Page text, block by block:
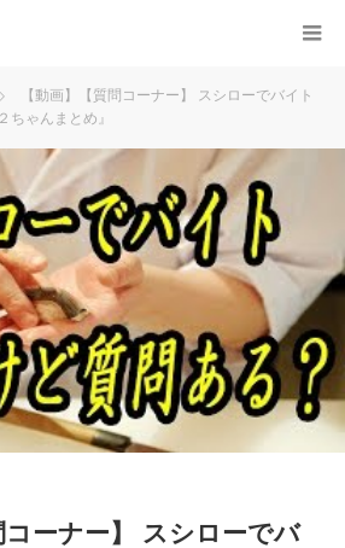
【動画】【質問コーナー】 スシローでバイト
ゃんまとめ』
コーナー】 スシローでバ